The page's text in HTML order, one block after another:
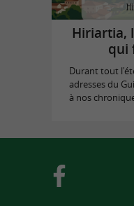
Hiriartia,
qui
Durant tout
adresses du
à nos